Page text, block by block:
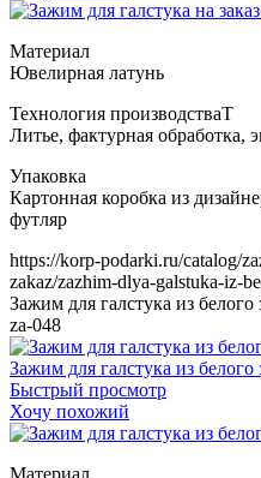
Т
https://korp-podarki.ru/catalog/
zakaz/zazhim-dlya-galstuka-iz-
Зажим для галстука из
za-048
Зажим для галстука из
Быстрый просмотр
Хочу похожий